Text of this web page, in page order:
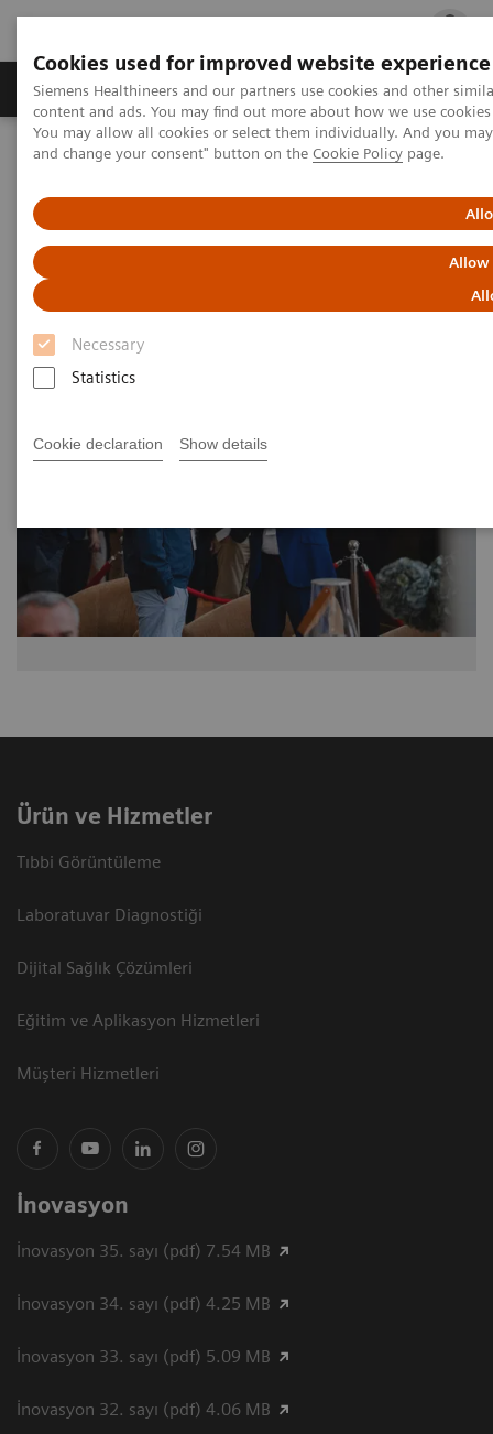
Cookies used for improved website experience
Siemens Healthineers and our partners use cookies and other
content and ads. You may find out more about how we use
You may allow all cookies or select them individually. And you
and change your consent" button on the Cookie Policy page.
Allow
Necessary
Statistics
Cookie declaration Show details
Ürün ve Hizmetler Öne Çıkanlar Sağlık
Siemens Healthineers Türkiye
Tıbbi Görüntüleme
MI World Summit 2026 Moments
Image 74
Image 74
Ürün ve Hizmetler
Tıbbi Görüntüleme
Laboratuvar Diagnostiği
Dijital Sağlık Çözümleri
Eğitim ve Aplikasyon Hizmetleri
Müşteri Hizmetleri
İnovasyon
İnovasyon 35. sayı (pdf) 7.54 MB
İnovasyon 34. sayı (pdf) 4.25 MB
İnovasyon 33. sayı (pdf) 5.09 MB
İnovasyon 32. sayı (pdf) 4.06 MB